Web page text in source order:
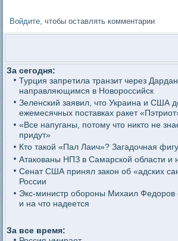
Войдите , чтобы оставлять комментарии
За сегодня:
Турция запретила транзит через
направляющимся в Новороссийск
Зеленский заявил, что Украина и США
ежемесячных поставках ракет
«Все напуганы, потому что никто не
придут»
Кто такой «Пал Лаич»? Загадочная
Атакованы НПЗ в Самарской области и
Сенат США принял закон об «адских
России
Экс-министр обороны Михаил Федоров
и на что надеется
За все время: